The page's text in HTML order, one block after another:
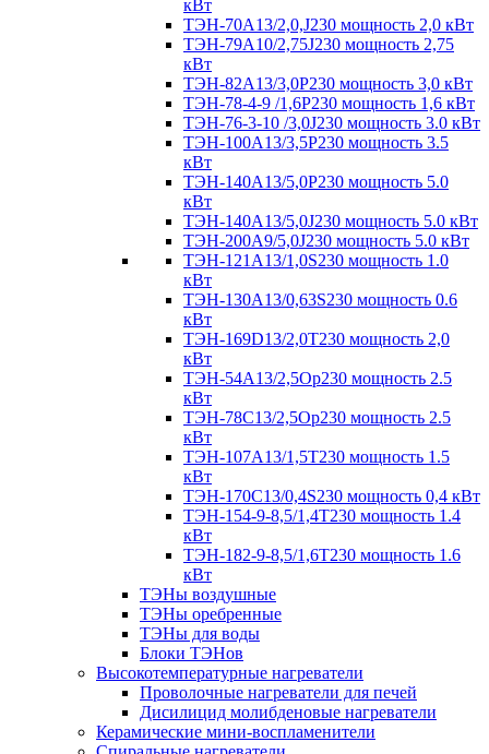
кВт
ТЭН-70А13/2,0,J230 мощность 2,0 кВт
ТЭН-79А10/2,75J230 мощность 2,75
кВт
ТЭН-82А13/3,0Р230 мощность 3,0 кВт
ТЭН-78-4-9 /1,6P230 мощность 1,6 кВт
ТЭН-76-3-10 /3,0J230 мощность 3.0 кВт
ТЭН-100А13/3,5Р230 мощность 3.5
кВт
ТЭН-140А13/5,0Р230 мощность 5.0
кВт
ТЭН-140А13/5,0J230 мощность 5.0 кВт
ТЭН-200А9/5,0J230 мощность 5.0 кВт
ТЭН-121А13/1,0S230 мощность 1.0
кВт
ТЭН-130А13/0,63S230 мощность 0.6
кВт
ТЭН-169D13/2,0T230 мощность 2,0
кВт
ТЭН-54А13/2,5Ор230 мощность 2.5
кВт
ТЭН-78С13/2,5Ор230 мощность 2.5
кВт
ТЭН-107А13/1,5Т230 мощность 1.5
кВт
ТЭН-170C13/0,4S230 мощность 0,4 кВт
ТЭН-154-9-8,5/1,4Т230 мощность 1.4
кВт
ТЭН-182-9-8,5/1,6Т230 мощность 1.6
кВт
ТЭНы воздушные
ТЭНы оребренные
ТЭНы для воды
Блоки ТЭНов
Высокотемпературные нагреватели
Проволочные нагреватели для печей
Дисилицид молибденовые нагреватели
Керамические мини-воспламенители